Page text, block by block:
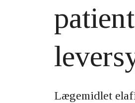
Lægemidlet